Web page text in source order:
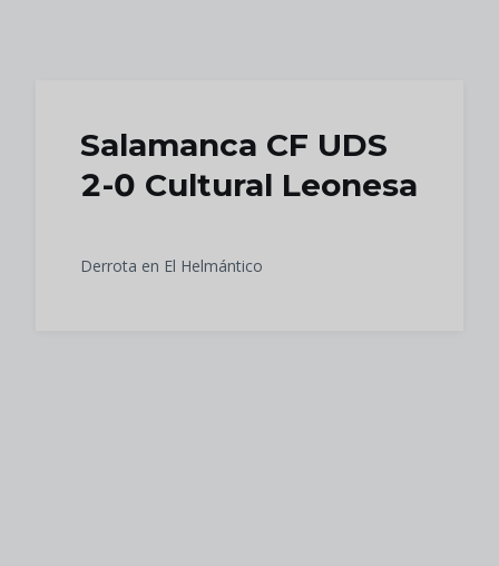
Salamanca CF UDS
2-0 Cultural Leonesa
Derrota en El Helmántico